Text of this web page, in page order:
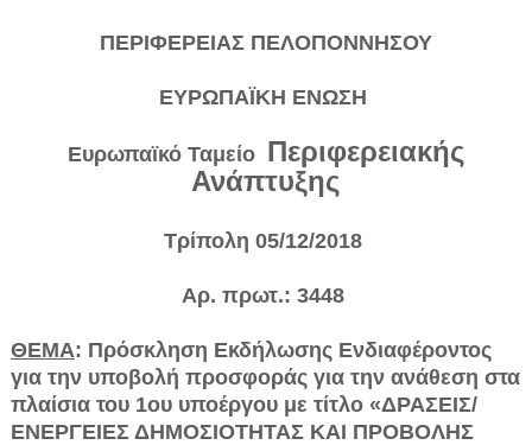
ΠΕΡΙΦΕΡΕΙΑΣ ΠΕΛΟΠΟΝΝΗΣΟΥ
ΕΥΡΩΠΑΪΚΗ ΕΝΩΣΗ
Ευρωπαϊκό Ταμείο Περιφερειακής
Ανάπτυξης
Τρίπολη 05/12/2018
Αρ. πρωτ.: 3448
ΘΕΜΑ: Πρόσκληση Εκδήλωσης Ενδιαφέροντος
για την υποβολή προ­σφοράς για την ανάθεση στα
πλαίσια του 1ου υποέργου με τίτλο «ΔΡΑΣΕΙΣ/
ΕΝΕΡΓΕΙΕΣ ΔΗΜΟΣΙΟΤΗΤΑΣ ΚΑΙ ΠΡΟΒΟΛΗΣ